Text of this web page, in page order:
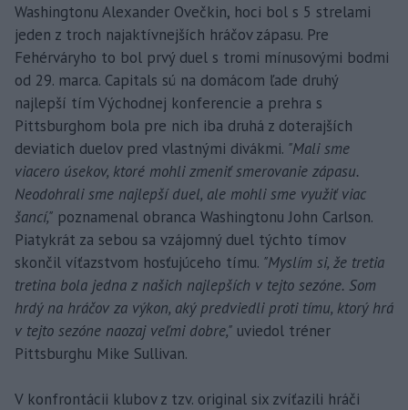
Washingtonu Alexander Ovečkin, hoci bol s 5 strelami
jeden z troch najaktívnejších hráčov zápasu. Pre
Fehérváryho to bol prvý duel s tromi mínusovými bodmi
od 29. marca. Capitals sú na domácom ľade druhý
najlepší tím Východnej konferencie a prehra s
Pittsburghom bola pre nich iba druhá z doterajších
deviatich duelov pred vlastnými divákmi. "Mali sme
viacero úsekov, ktoré mohli zmeniť smerovanie zápasu.
Neodohrali sme najlepší duel, ale mohli sme využiť viac
šancí," poznamenal obranca Washingtonu John Carlson.
Piatykrát za sebou sa vzájomný duel týchto tímov
skončil víťazstvom hosťujúceho tímu. "Myslím si, že tretia
tretina bola jedna z našich najlepších v tejto sezóne. Som
hrdý na hráčov za výkon, aký predviedli proti tímu, ktorý hrá
v tejto sezóne naozaj veľmi dobre," uviedol tréner
Pittsburghu Mike Sullivan.
V konfrontácii klubov z tzv. original six zvíťazili hráči